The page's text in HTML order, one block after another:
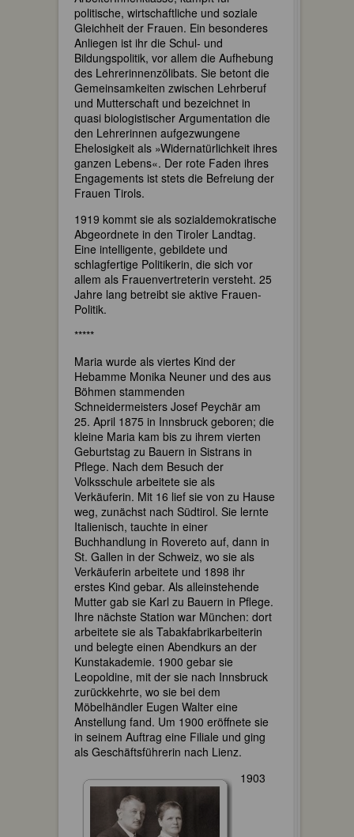
politische, wirtschaftliche und soziale
Gleichheit der Frauen. Ein besonderes
Anliegen ist ihr die Schul- und
Bildungspolitik, vor allem die Aufhebung
des Lehrerinnenzölibats. Sie betont die
Gemeinsamkeiten zwischen Lehrberuf
und Mutterschaft und bezeichnet in
quasi biologistischer Argumentation die
den Lehrerinnen aufgezwungene
Ehelosigkeit als »Widernatürlichkeit ihres
ganzen Lebens«. Der rote Faden ihres
Engagements ist stets die Befreiung der
Frauen Tirols.
1919 kommt sie als sozialdemokratische
Abgeordnete in den Tiroler Landtag.
Eine intelligente, gebildete und
schlagfertige Politikerin, die sich vor
allem als Frauenvertreterin versteht. 25
Jahre lang betreibt sie aktive Frauen-
Politik.
*****
Maria wurde als viertes Kind der
Hebamme Monika Neuner und des aus
Böhmen stammenden
Schneidermeisters Josef Peychär am
25. April 1875 in Innsbruck geboren; die
kleine Maria kam bis zu ihrem vierten
Geburtstag zu Bauern in Sistrans in
Pflege. Nach dem Besuch der
Volksschule arbeitete sie als
Verkäuferin. Mit 16 lief sie von zu Hause
weg, zunächst nach Südtirol. Sie lernte
Italienisch, tauchte in einer
Buchhandlung in Rovereto auf, dann in
St. Gallen in der Schweiz, wo sie als
Verkäuferin arbeitete und 1898 ihr
erstes Kind gebar. Als alleinstehende
Mutter gab sie Karl zu Bauern in Pflege.
Ihre nächste Station war München: dort
arbeitete sie als Tabakfabrikarbeiterin
und belegte einen Abendkurs an der
Kunstakademie. 1900 gebar sie
Leopoldine, mit der sie nach Innsbruck
zurückkehrte, wo sie bei dem
Möbelhändler Eugen Walter eine
Anstellung fand. Um 1900 eröffnete sie
in seinem Auftrag eine Filiale und ging
als Geschäftsführerin nach Lienz.
1903